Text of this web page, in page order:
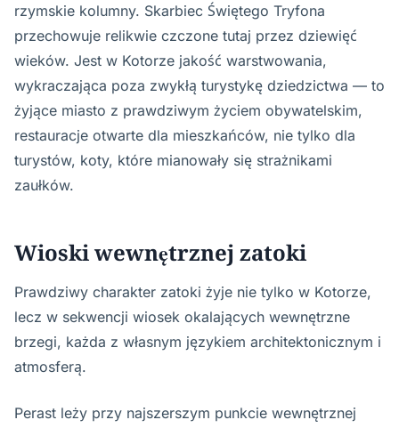
rzymskie kolumny. Skarbiec Świętego Tryfona
przechowuje relikwie czczone tutaj przez dziewięć
wieków. Jest w Kotorze jakość warstwowania,
wykraczająca poza zwykłą turystykę dziedzictwa — to
żyjące miasto z prawdziwym życiem obywatelskim,
restauracje otwarte dla mieszkańców, nie tylko dla
turystów, koty, które mianowały się strażnikami
zaułków.
Wioski wewnętrznej zatoki
Prawdziwy charakter zatoki żyje nie tylko w Kotorze,
lecz w sekwencji wiosek okalających wewnętrzne
brzegi, każda z własnym językiem architektonicznym i
atmosferą.
Perast leży przy najszerszym punkcie wewnętrznej